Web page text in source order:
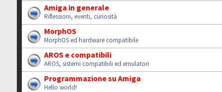
Amiga in generale
Riflessioni, eventi, curiosità
MorphOS
MorphOS ed hardware compatibile
AROS e compatibili
AROS, sistemi compatibili ed emulatori
Programmazione su Amiga
Hello world!